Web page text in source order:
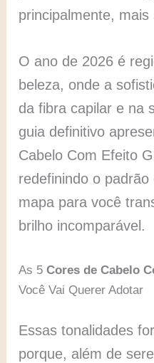
principalmente, mais
O ano de 2026 é
beleza, onde a
da fibra capilar e na
guia definitivo
Cabelo Com Efeito
redefinindo o
mapa para você
brilho incomparável.
As 5Cores de Cabelo
Você Vai Querer Adotar
Essas tonalidades
porque, além de